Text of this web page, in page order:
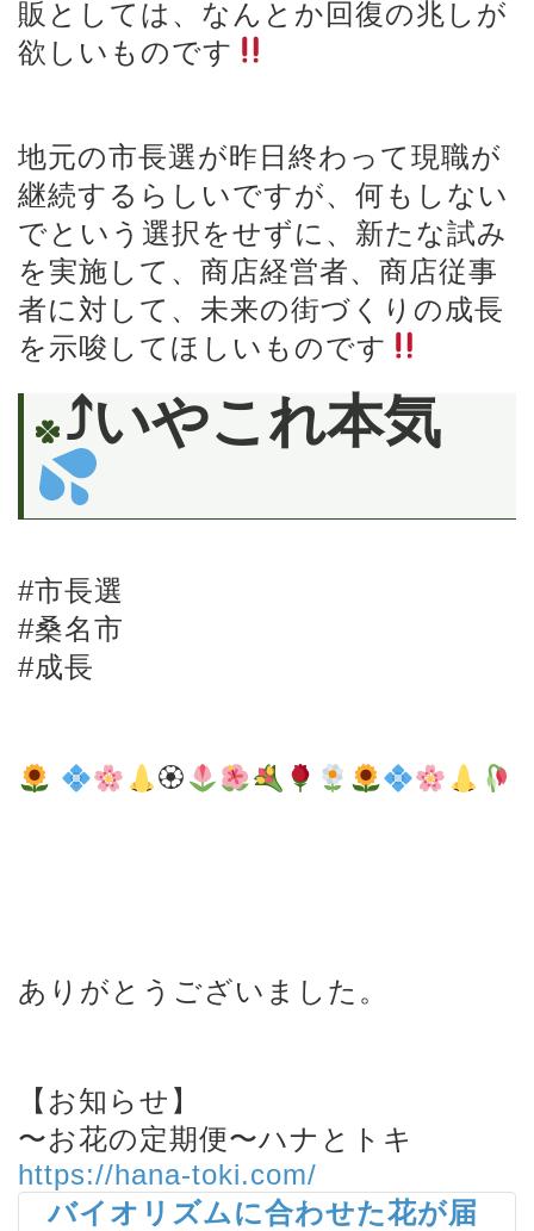
販としては、なんとか回復の兆しが
欲しいものです
地元の市長選が昨日終わって現職が
継続するらしいですが、何もしない
でという選択をせずに、新たな試み
を実施して、商店経営者、商店従事
者に対して、未来の街づくりの成長
を示唆してほしいものです
⤴︎いやこれ本気
#市長選
#桑名市
#成長
🏵
ありがとうございました。
【お知らせ】
〜お花の定期便〜ハナとトキ
https://hana-toki.com/
バイオリズムに合わせた花が届